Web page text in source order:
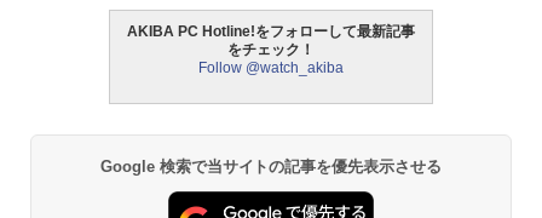
AKIBA PC Hotline!をフォローして最新記事
をチェック！
Follow @watch_akiba
Google 検索で当サイトの記事を優先表示させる